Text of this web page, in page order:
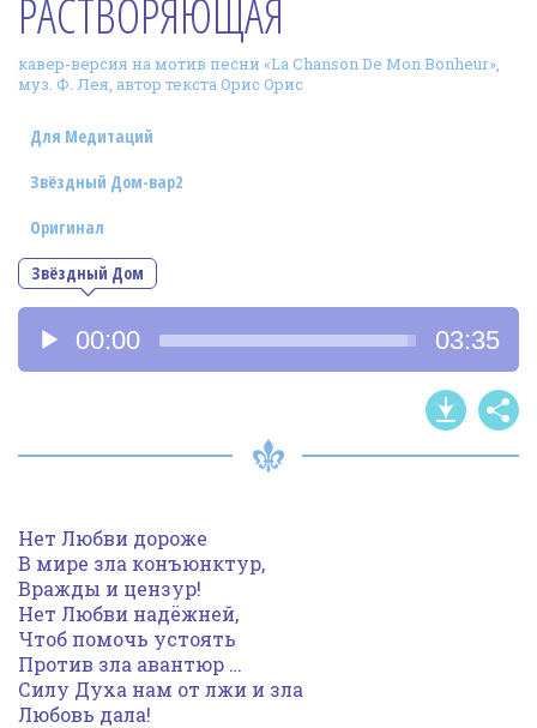
Фотогалерея
In English
Видео
Ииссиидиология
Номера песен
РАСТВОРЯЮЩАЯ
кавер-версия на мотив песни «La Chanson De Mon Bonheur»,
муз. Ф. Лея, автор текста Орис Орис
Звёздный Дом
Для Медитаций
Звёздный Дом-вар2
Оригинал
Аудиоплеер
00:00 03:35
Нет Любви дороже
В мире зла конъюнктур,
Вражды и цензур!
Нет Любви надёжней,
Чтоб помочь устоять
Против зла авантюр …
Силу Духа нам от лжи и зла
Любовь дала!